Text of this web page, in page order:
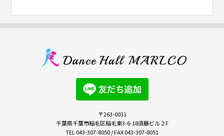
〒263-0031
千葉県千葉市稲毛区稲毛東3-6-18須藤ビル２F
TEL 043-307-8050 / FAX 043-307-8051